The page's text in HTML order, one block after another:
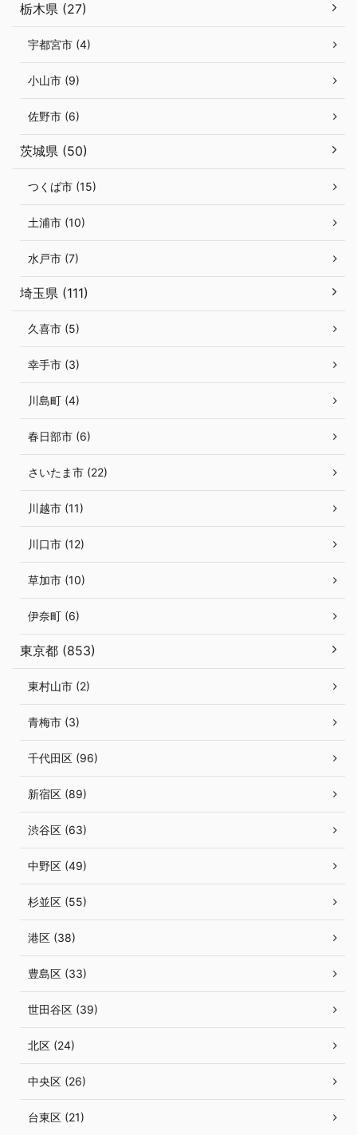
栃木県 (27)
宇都宮市 (4)
小山市 (9)
佐野市 (6)
茨城県 (50)
つくば市 (15)
土浦市 (10)
水戸市 (7)
埼玉県 (111)
久喜市 (5)
幸手市 (3)
川島町 (4)
春日部市 (6)
さいたま市 (22)
川越市 (11)
川口市 (12)
草加市 (10)
伊奈町 (6)
東京都 (853)
東村山市 (2)
青梅市 (3)
千代田区 (96)
新宿区 (89)
渋谷区 (63)
中野区 (49)
杉並区 (55)
港区 (38)
豊島区 (33)
世田谷区 (39)
北区 (24)
中央区 (26)
台東区 (21)